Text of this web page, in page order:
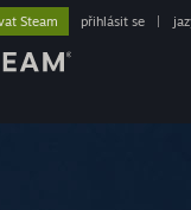
Steam přihlásit se